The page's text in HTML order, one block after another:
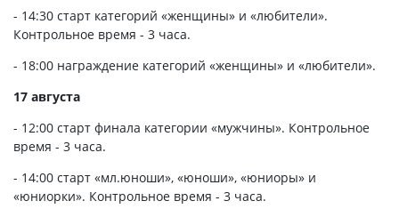
- 14:30 старт категорий «женщины» и «любители».
Контрольное время - 3 часа.
- 18:00 награждение категорий «женщины» и «любители».
17 августа
- 12:00 старт финала категории «мужчины». Контрольное
время - 3 часа.
- 14:00 старт «мл.юноши», «юноши», «юниоры» и
«юниорки». Контрольное время - 3 часа.